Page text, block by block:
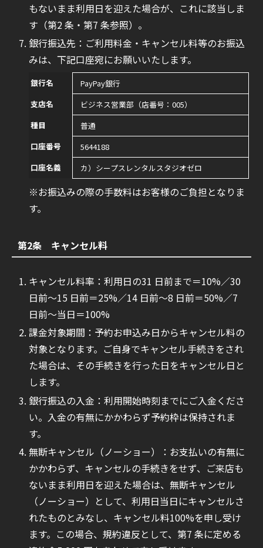
もないまま利用日を迎えた場合が、これに該当しま
す（第2 条・第7 条参照）。
銀行振込先：ご利用料金・キャンセル料等のお振込
みは、下記口座宛にお願いいたします。
銀行名
PayPay銀行
支店名
ビジネス営業部（店番号：005）
種目
普通
口座番号
5644188
口座名義
カ）シープスレンタルスタジオゼロ
※お振込みの際の手数料はお客様のご負担となりま
す。
第2条 キャンセル料
キャンセル料率：利用日の31 日前まで＝10%／30
日前〜15 日前＝25%／14 日前〜8 日前＝50%／7
日前〜当日＝100%
課金対象期間：予約お申込み日からキャンセル料の
対象となります。ご自身でキャンセル手続きをされ
た場合は、その手続きを行った日をキャンセル日と
します。
銀行振込の入金：利用開始時刻までにご入金くださ
い。入金の有無にかかわらず予約枠は保持されま
す。
無断キャンセル（ノーショー）：お支払いの有無に
かかわらず、キャンセルの手続きをせず、ご来店も
ないまま利用日を迎えた場合は、無断キャンセル
（ノーショー）として、利用日当日にキャンセルさ
れたものとみなし、キャンセル料100%を申し受け
ます。この場合、規約違反として、第7 条に定める